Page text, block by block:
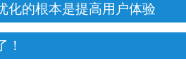
化的根本是提高用户体验
！